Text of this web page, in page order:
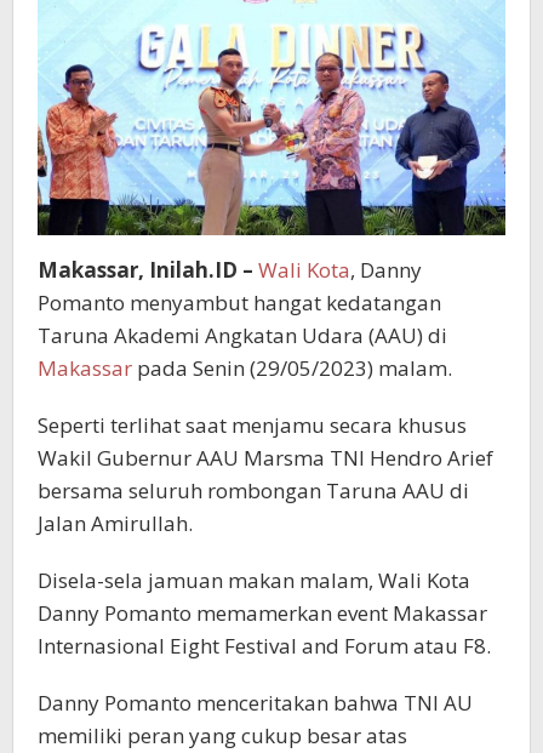
Makassar, Inilah.ID – Wali Kota, Danny
Pomanto menyambut hangat kedatangan
Taruna Akademi Angkatan Udara (AAU) di
Makassar pada Senin (29/05/2023) malam.
Seperti terlihat saat menjamu secara khusus
Wakil Gubernur AAU Marsma TNI Hendro Arief
bersama seluruh rombongan Taruna AAU di
Jalan Amirullah.
Disela-sela jamuan makan malam, Wali Kota
Danny Pomanto memamerkan event Makassar
Internasional Eight Festival and Forum atau F8.
Danny Pomanto menceritakan bahwa TNI AU
memiliki peran yang cukup besar atas